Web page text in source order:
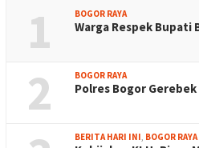
1 BOGOR RAYA
Warga Respek
2 BOGOR RAYA
Polres Bogor
BERITA HARI INI, BOGOR RAYA